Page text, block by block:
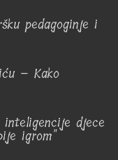
pedagoginje i
– Kako
inteligencije djece
igrom"